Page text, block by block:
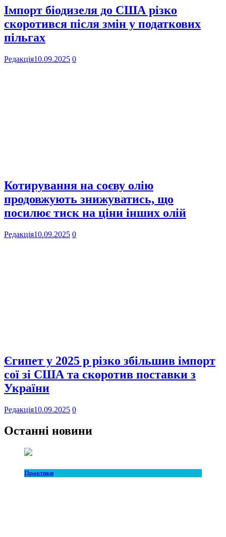
Імпорт біодизеля до США різко
скоротився після змін у податкових
пільгах
Редакція10.09.2025 0
Котирування на соєву олію
продовжують знижуватись, що
посилює тиск на ціни інших олій
Редакція10.09.2025 0
Єгипет у 2025 р різко збільшив імпорт
сої зі США та скоротив поставки з
України
Редакція10.09.2025 0
Останні новини
Практики